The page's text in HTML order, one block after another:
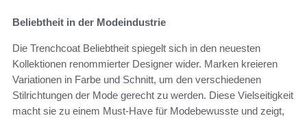
Beliebtheit in der Modeindustrie
Die Trenchcoat Beliebtheit spiegelt sich in den neuesten
Kollektionen renommierter Designer wider. Marken kreieren
Variationen in Farbe und Schnitt, um den verschiedenen
Stilrichtungen der Mode gerecht zu werden. Diese Vielseitigkeit
macht sie zu einem Must-Have für Modebewusste und zeigt,